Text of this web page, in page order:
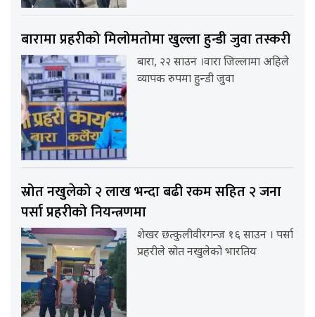
बारामा प्रहरीको मिलोमतोमा खुल्ला हुन्डी जुवा तस्करी
बारा, २२ साउन ।वारा जिल्लामा अहिले
व्यापक रुपमा हुन्डी जुवा
स्रोत नखुलेको २ लाख भन्दा बढी रकम सहित २ जना
पर्सा प्रहरीको नियन्त्रणमा
शेखर छत्कुलीवीरगन्ज १६ साउन । पर्सा
प्रहरीले स्रोत नखुलेको भारतिय